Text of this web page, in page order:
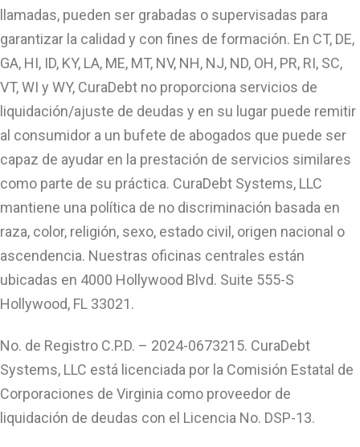
llamadas, pueden ser grabadas o supervisadas para
garantizar la calidad y con fines de formación. En CT, DE,
GA, HI, ID, KY, LA, ME, MT, NV, NH, NJ, ND, OH, PR, RI, SC,
VT, WI y WY, CuraDebt no proporciona servicios de
liquidación/ajuste de deudas y en su lugar puede remitir
al consumidor a un bufete de abogados que puede ser
capaz de ayudar en la prestación de servicios similares
como parte de su práctica. CuraDebt Systems, LLC
mantiene una política de no discriminación basada en
raza, color, religión, sexo, estado civil, origen nacional o
ascendencia. Nuestras oficinas centrales están
ubicadas en 4000 Hollywood Blvd. Suite 555-S
Hollywood, FL 33021.
No. de Registro C.P.D. – 2024-0673215. CuraDebt
Systems, LLC está licenciada por la Comisión Estatal de
Corporaciones de Virginia como proveedor de
liquidación de deudas con el Licencia No. DSP-13.